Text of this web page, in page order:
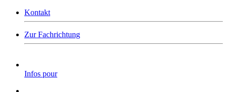
Kontakt
Zur Fachrichtung
Infos pour